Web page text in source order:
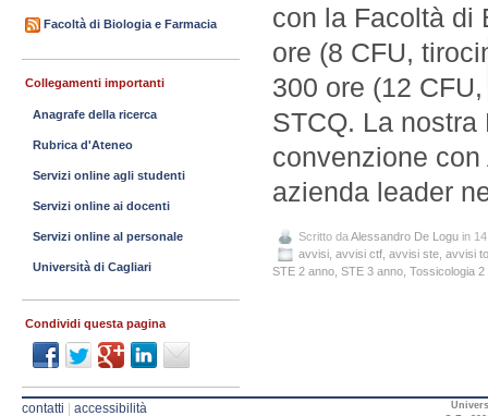
con la Facoltà di
ore (8 CFU,
300 ore (12
STCQ. La
convenzione
azienda leader
Scritto daAlessandro De Logu in
avvisi avvisi ctf avvisi ste avvisi
STE 2 anno STE 3 anno Tossicologia 2
Facoltà di Biologia e Farmacia
Collegamenti importanti
Anagrafe della ricerca
Rubrica d'Ateneo
Servizi online agli studenti
Servizi online ai docenti
Servizi online al personale
Università di Cagliari
Condividi questa pagina
contatti accessibilità